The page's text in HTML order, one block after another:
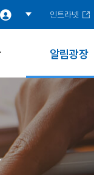
인트라넷
알림광장